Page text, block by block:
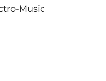
Music